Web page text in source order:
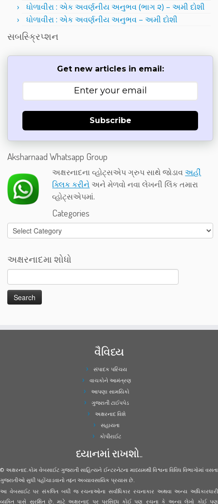
ધોળાવીરા : એક અવર્ણનીય અનુભવ (ભાગ ૨) – અમી દોશી
ધોળાવીરા : એક અવર્ણનીય અનુભવ – અમી દોશી
સબસ્ક્રિપ્શન
Get new articles in email:
Subscribe
Aksharnaad Whatsapp Group
અક્ષરનાદના વ્હોટ્સએપ ગ્રુપ સાથે જોડાવઅહીં
ક્લિક કરીને અને મેળવો નવા લેખની લિંક તમારા
વ્હોટ્સએપમાં.
Categories
Categories
અક્ષરનાદમા શોધો
વૈવિધ્ય
સંપાદક પરિચય
વાચકોને આમંત્રણ
આપણા સામયિકો
ગુજરાતી ટાઈપપેડ
અક્ષરનાદ વિશે
સહાયતા
કોપીરાઈટ
ધ્યાનમાં રાખશો..
© અક્ષરનાદ.કોમ વેબસાઈટ ગુજરાતી સાહિત્યને ઈન્ટરનેટના માધ્યમથી વિશ્વના વિવિધ વિભાગોમાં વસતા
ગુજરાતીઓ સુધી પહોંચાડવાનો તદ્દન અવ્યાવસાયિક પ્રયાસ છે.
આ વેબસાઈટ પર સંકલિત બધી જ રચનાઓના સર્વાધિકાર રચનાકાર અથવા અન્ય અધિકારધારી
વ્યક્તિ પાસે સુરક્ષિત છે. માટે અક્ષરનાદ પર પ્રસિધ્ધ કોઈ પણ રચના કે અન્ય લેખો કોઈ પણ